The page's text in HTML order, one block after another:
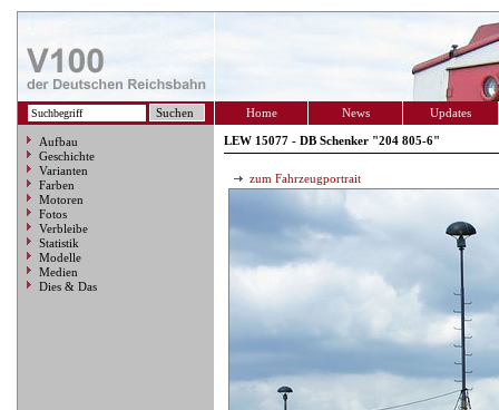
Home News Updates
Aufbau
Geschichte
Varianten
Farben
Motoren
Fotos
Verbleibe
Statistik
Modelle
Medien
Dies & Das
LEW 15077 - DB Schenker "204 805-6"
zum Fahrzeugportrait